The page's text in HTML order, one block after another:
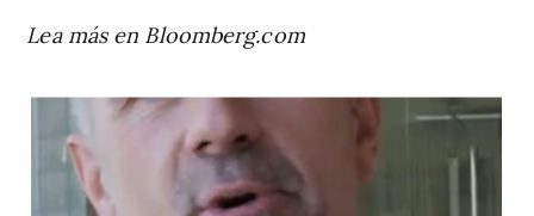
Lea más en Bloomberg.com